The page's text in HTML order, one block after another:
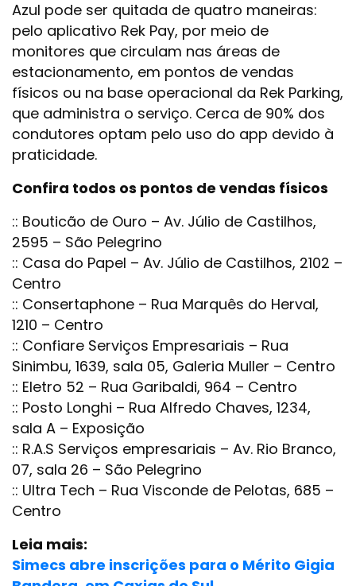
Azul pode ser quitada de quatro maneiras:
pelo aplicativo Rek Pay, por meio de
monitores que circulam nas áreas de
estacionamento, em pontos de vendas
físicos ou na base operacional da Rek Parking,
que administra o serviço. Cerca de 90% dos
condutores optam pelo uso do app devido à
praticidade.
Confira todos os pontos de vendas físicos
:: Bouticão de Ouro – Av. Júlio de Castilhos,
2595 – São Pelegrino
:: Casa do Papel – Av. Júlio de Castilhos, 2102 –
Centro
:: Consertaphone – Rua Marquês do Herval,
1210 – Centro
:: Confiare Serviços Empresariais – Rua
Sinimbu, 1639, sala 05, Galeria Muller – Centro
:: Eletro 52 – Rua Garibaldi, 964 – Centro
:: Posto Longhi – Rua Alfredo Chaves, 1234,
sala A – Exposição
:: R.A.S Serviços empresariais – Av. Rio Branco,
07, sala 26 – São Pelegrino
:: Ultra Tech – Rua Visconde de Pelotas, 685 –
Centro
Leia mais:
Simecs abre inscrições para o Mérito Gigia